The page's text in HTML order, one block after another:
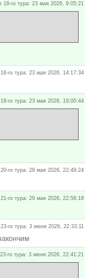
18-го тура: 23 мая 2026, 9:05:21
го тура: 23 мая 2026, 14:17:34
го тура: 23 мая 2026, 19:00:44
го тура: 28 мая 2026, 22:49:24
го тура: 29 мая 2026, 22:56:18
го тура: 3 июня 2026, 22:33:11
го тура: 3 июня 2026, 22:41:21